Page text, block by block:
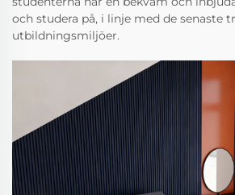
och studera på, i linje med de senaste
utbildningsmiljöer.